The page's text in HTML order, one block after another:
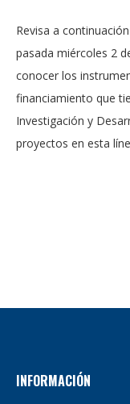
Revisa a
pasada miércoles 2
conocer los
financiamiento que
Investigación y
proyectos en esta
INFORMACIÓN